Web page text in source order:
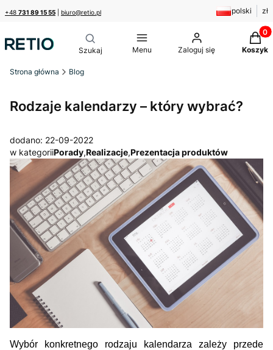
+48 731 89 15 55 biuro@retio.pl polski zł
Menu Zaloguj się Koszyk
Strona główna Blog
Rodzaje kalendarzy – który wybrać?
dodano: 22-09-2022
w kategoriiPorady,Realizacje,Prezentacja produktów
Wybór konkretnego rodzaju kalendarza zależy przede